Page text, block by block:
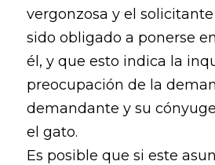
vergonzosa y el
sido obligado a ponerse
él, y que esto indica la
preocupación de la
demandante y su
el gato.
Es posible que si este